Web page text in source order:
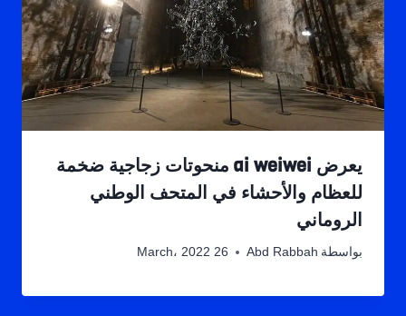
يعرض ai weiwei منحوتات زجاجية ضخمة
للعظام والأحشاء في المتحف الوطني
الروماني
بواسطة Abd Rabbah 26 March، 2022